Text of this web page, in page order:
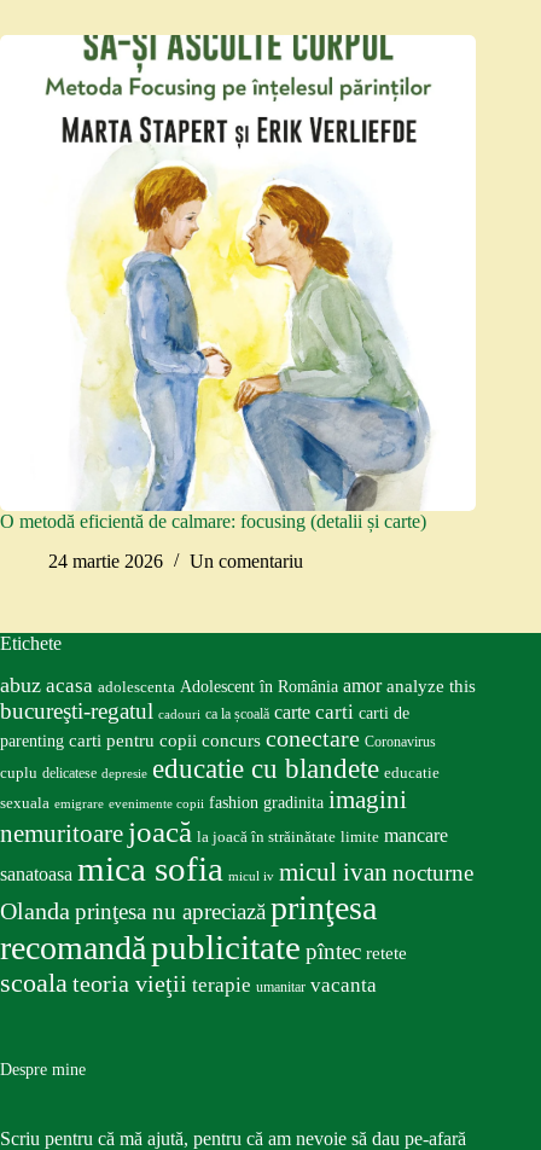
O metodă eficientă de calmare: focusing (detalii și carte)
24 martie 2026
Un comentariu
Etichete
abuz acasa adolescenta Adolescent în România amor analyze this
bucureşti-regatul cadouri ca la școală carte carti carti de
parenting carti pentru copii concurs conectare Coronavirus
cuplu delicatese depresie educatie cu blandete educatie
sexuala emigrare evenimente copii fashion gradinita imagini
nemuritoare joacă la joacă în străinătate limite mancare
sanatoasa mica sofia micul iv micul ivan nocturne
Olandaprinţesa nu apreciazăprinţesa
recomandăpublicitate pîntec retete
scoalateoria vieţii terapie umanitar vacanta
Despre mine
Scriu pentru că mă ajută, pentru că am nevoie să dau pe-afară